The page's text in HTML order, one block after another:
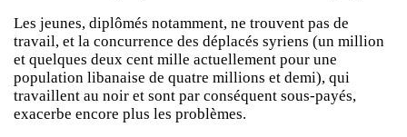
Les jeunes, diplômés notamment, ne trouvent pas de
travail, et la concurrence des déplacés syriens (un million
et quelques deux cent mille actuellement pour une
population libanaise de quatre millions et demi), qui
travaillent au noir et sont par conséquent sous-payés,
exacerbe encore plus les problèmes.